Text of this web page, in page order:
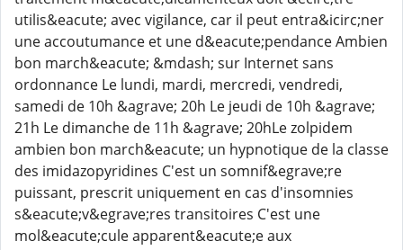
utilis&eacute; avec vigilance, car il peut entra&icirc;ner
une accoutumance et une d&eacute;pendance Ambien
bon march&eacute; &mdash; sur Internet sans
ordonnance Le lundi, mardi, mercredi, vendredi,
samedi de 10h &agrave; 20h Le jeudi de 10h &agrave;
21h Le dimanche de 11h &agrave; 20hLe zolpidem
ambien bon march&eacute; un hypnotique de la classe
des imidazopyridines C'est un somnif&egrave;re
puissant, prescrit uniquement en cas d'insomnies
s&eacute;v&egrave;res transitoires C'est une
mol&eacute;cule apparent&eacute;e aux